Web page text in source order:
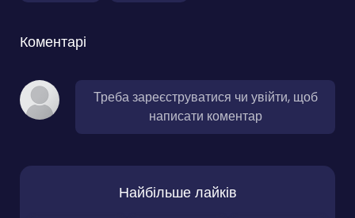
Коментарі
Треба зареєструватися чи увійти, щоб
написати коментар
Найбільше лайків